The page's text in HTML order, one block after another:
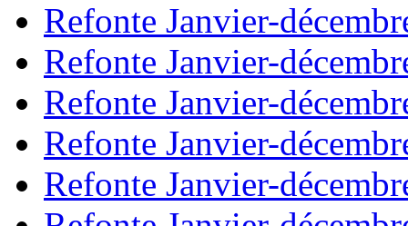
Refonte Janvier-
Refonte Janvier-
Refonte Janvier-
Refonte Janvier-
Refonte Janvier-